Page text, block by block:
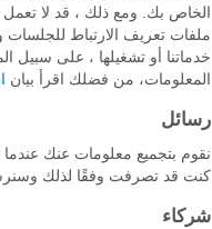
الخاص بك. ومع ذلك ، قد لا
ملفات تعريف الارتباط للجلسات
خدماتنا أو تشغيلها ، على سبيل
المعلومات، من فضلك اقرأ بيان
رسائل
نقوم بتجميع معلومات عنك عندما
كنت قد تصرفت وفقًا لذلك
شركاء